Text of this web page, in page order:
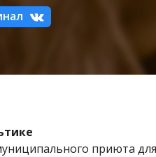
приюта